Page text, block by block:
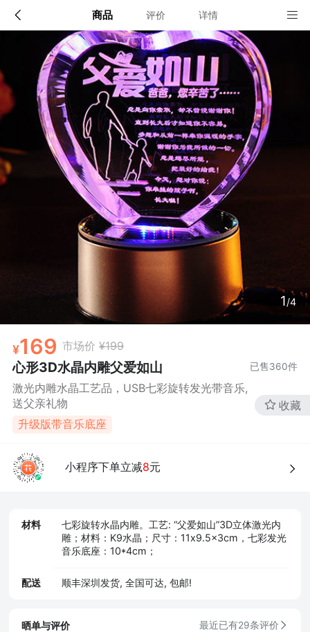
商品 评价 详情
1/4
169 市场价 ¥199
心形3D水晶内雕父爱如山 已售360件
激光内雕水晶工艺品，USB七彩旋转发光带音乐,
送父亲礼物
升级版带音乐底座
收藏
小程序下单立减8元
材料
七彩旋转水晶内雕。工艺: “父爱如山”3D立体激光内
雕；材料：K9水晶；尺寸：11x9.5x3cm，七彩发光
音乐底座：10*4cm；
配送 顺丰深圳发货, 全国可达, 包邮!
配送说明
顺丰深圳发货, 全国可达, 包邮!
确定
店铺信息
该地区暂无配送门店
确定
晒单与评价 最近已有29条评价